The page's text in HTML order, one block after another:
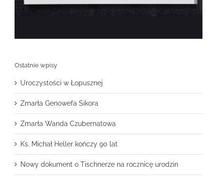
Ostatnie wpisy
Uroczystości w Łopusznej
Zmarła Genowefa Sikora
Zmarła Wanda Czubernatowa
Ks. Michał Heller kończy 90 lat
Nowy dokument o Tischnerze na rocznicę urodzin